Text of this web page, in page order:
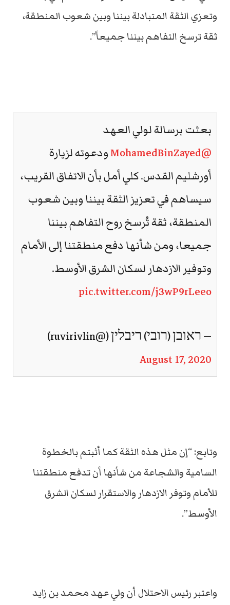
وتعزي الثقة المتبادلة بيننا وبين شعوب المنطقة،
ثقة ترسخ التفاهم بيننا جميعاً”.
بعثت برسالة لولي العهد
@MohamedBinZayed
ودعوته لزيارة
أورشليم القدس. كلي أمل بأن الاتفاق القريب،
سيساهم في تعزيز الثقة بيننا وبين شعوب
المنطقة، ثقة تُرسخ روح التفاهم بيننا
جميعا، ومن شأنها دفع منطقتنا إلى الأمام
وتوفير الازدهار لسكان الشرق الأوسط.
pic.twitter.com/j3wP9rLeeo
— ראובן (רובי) ריבלין (@ruvirivlin)
August 17, 2020
وتابع: “إن مثل هذه الثقة كما أثبتم بالخطوة
السامية والشجاعة من شأنها أن تدفع منطقتنا
للأمام وتوفر الازدهار والاستقرار لسكان الشرق
الأوسط”.
واعتبر رئيس الاحتلال أن ولي عهد محمد بن زايد